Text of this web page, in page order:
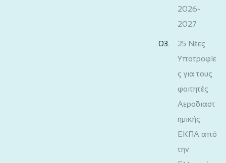
2026-
2027
25 Νέες
Υποτροφίε
ς για τους
φοιτητές
Αεροδιαστ
ημικής
ΕΚΠΑ από
την